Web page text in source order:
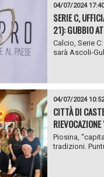
04/07/2024 17:40
SERIE C,
21): GUBBIO
Calcio, Serie
sarà Ascoli-
04/07/2024 10:52
CITTÀ DI
Piosina,
tradizioni.